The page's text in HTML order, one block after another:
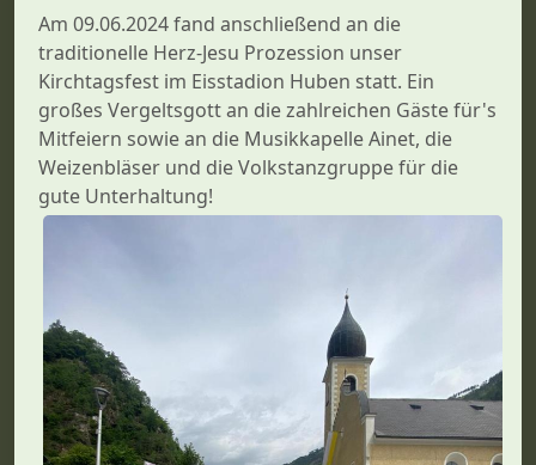
Am 09.06.2024 fand anschließend an die
traditionelle Herz-Jesu Prozession unser
Kirchtagsfest im Eisstadion Huben statt. Ein
großes Vergeltsgott an die zahlreichen Gäste für's
Mitfeiern sowie an die Musikkapelle Ainet, die
Weizenbläser und die Volkstanzgruppe für die
gute Unterhaltung!